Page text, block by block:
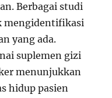
Berbagai studi
mengidentifikasi
yang ada.
suplemen gizi
menunjukkan
hidup pasien